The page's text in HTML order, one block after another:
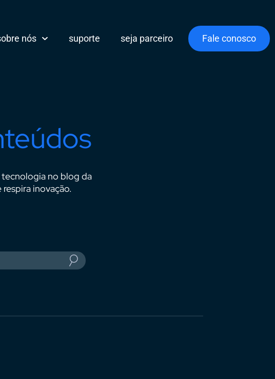
nós suporte seja parceiro Fale conosco
tecnologia no blog da
inovação.